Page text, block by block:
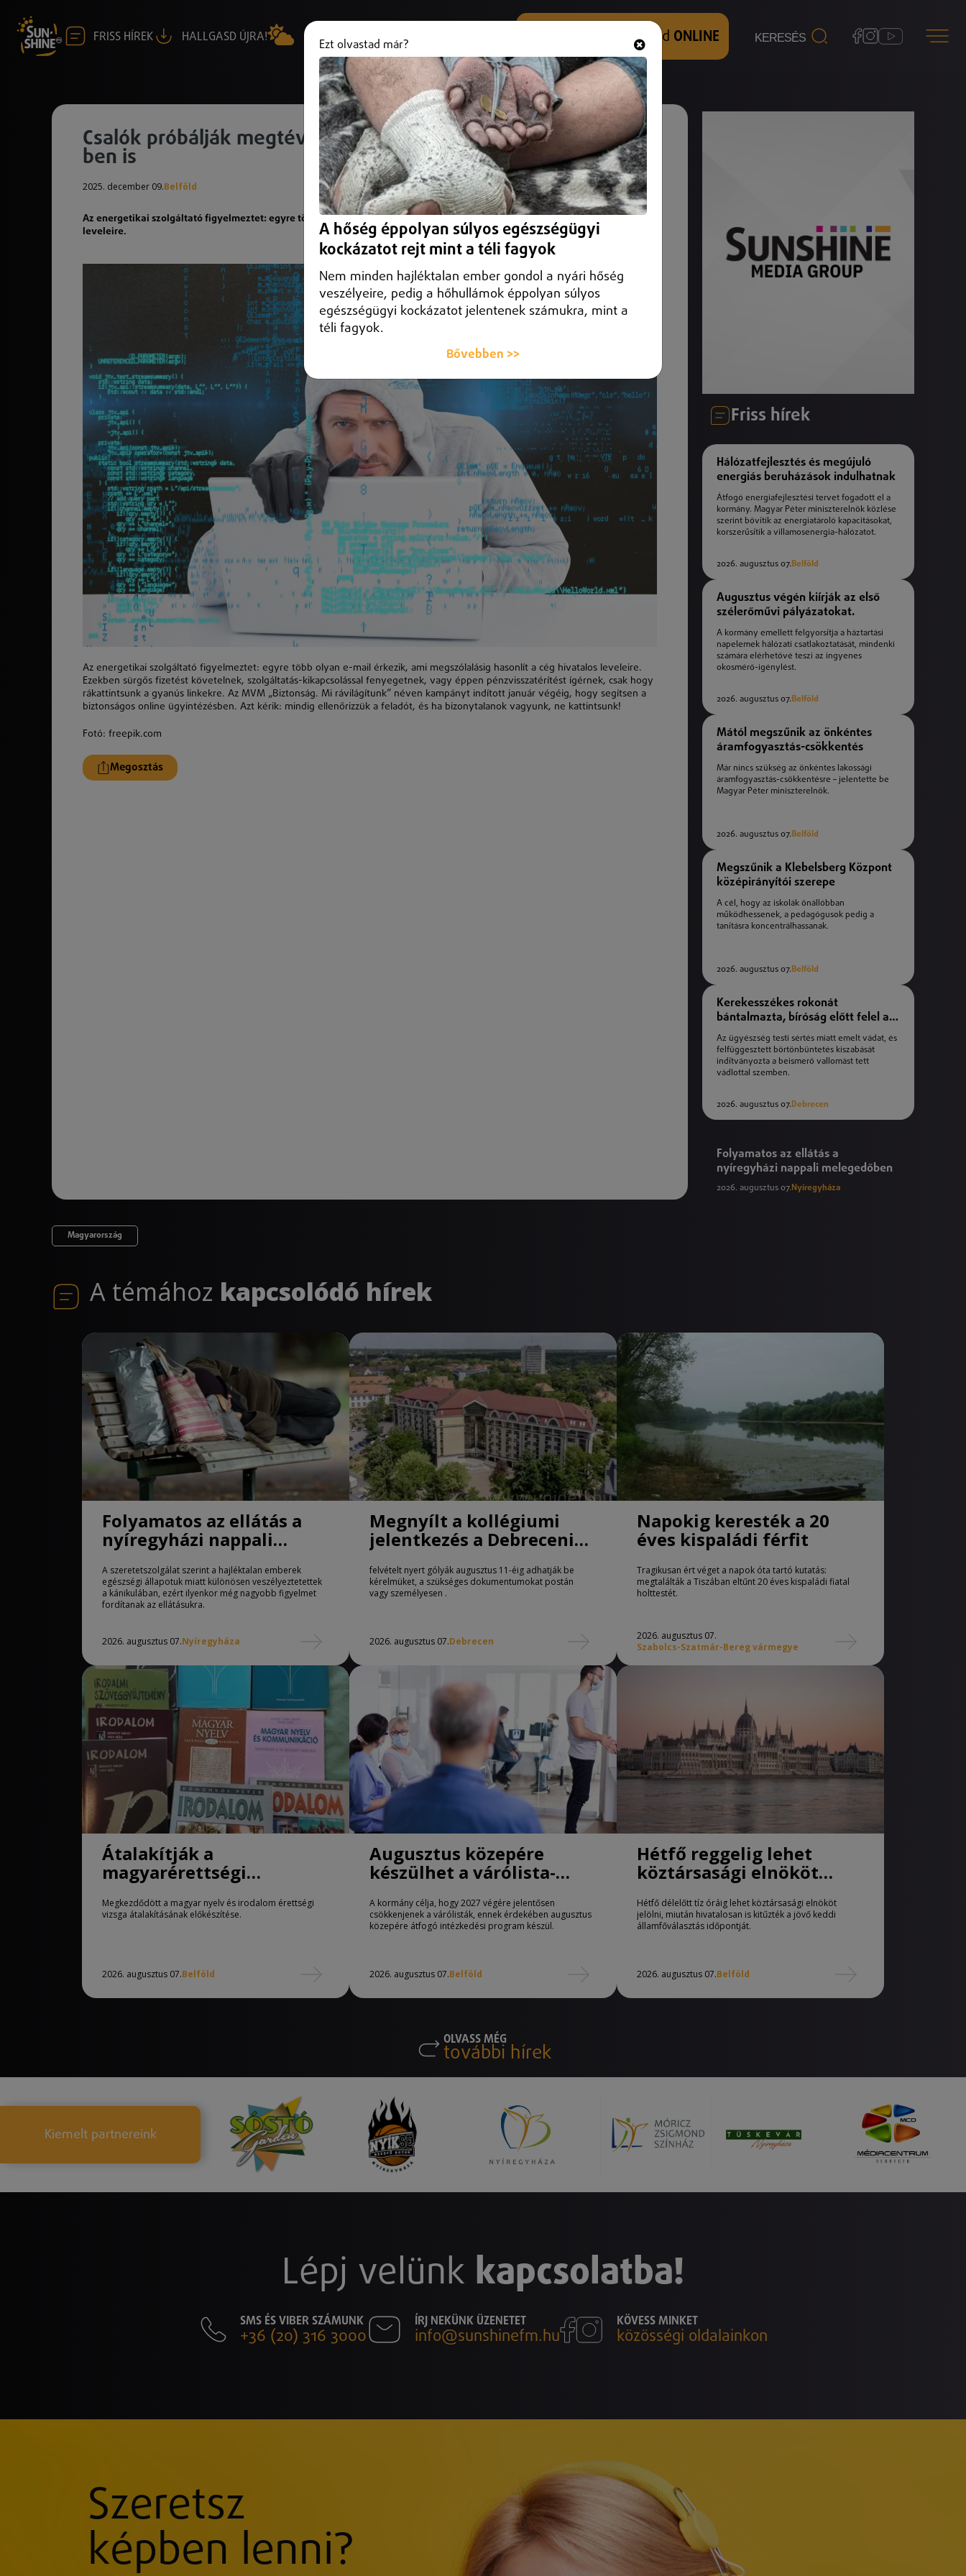
FRISS HÍREK HALLGASD ÚJRA! +36 (20) 316 3000 Hallgasd és nézd ONLINE
Csalók próbálják megtéveszteni az MVM ügyfeleit, már sms-
ben is
2025. december 09.Belföld
Az energetikai szolgáltató figyelmeztet: egyre több olyan e-mail érkezik, ami megszólalásig hasonlít a cég hivatalos
leveleire.
Az energetikai szolgáltató figyelmeztet: egyre több olyan e-mail érkezik, ami megszólalásig hasonlít a cég hivatalos leveleire.
Ezekben sürgős fizetést követelnek, szolgáltatás-kikapcsolással fenyegetnek, vagy éppen pénzvisszatérítést ígérnek, csak hogy
rákattintsunk a gyanús linkekre. Az MVM „Biztonság. Mi rávilágítunk” néven kampányt indított január végéig, hogy segítsen a
biztonságos online ügyintézésben. Azt kérik: mindig ellenőrizzük a feladót, és ha bizonytalanok vagyunk, ne kattintsunk!
Fotó: freepik.com
Megosztás
Friss hírek
Hálózatfejlesztés és megújuló
energiás beruházások indulhatnak
Átfogó energiafejlesztési tervet fogadott el a
kormány. Magyar Péter miniszterelnök közlése
szerint bővítik az energiatároló kapacitásokat,
korszerűsítik a villamosenergia-hálózatot.
2026. augusztus 07.Belföld
Augusztus végén kiírják az első
szélerőművi pályázatokat.
A kormány emellett felgyorsítja a háztartási
napelemek hálózati csatlakoztatását, mindenki
számára elérhetővé teszi az ingyenes
okosmérő-igénylést.
2026. augusztus 07.Belföld
Mától megszűnik az önkéntes
áramfogyasztás-csökkentés
Már nincs szükség az önkéntes lakossági
áramfogyasztás-csökkentésre – jelentette be
Magyar Péter miniszterelnök.
2026. augusztus 07.Belföld
Megszűnik a Klebelsberg Központ
középirányítói szerepe
A cél, hogy az iskolák önállóbban
működhessenek, a pedagógusok pedig a
tanításra koncentrálhassanak.
2026. augusztus 07.Belföld
Kerekesszékes rokonát
bántalmazta, bíróság előtt felel a
férfi
Az ügyészség testi sértés miatt emelt vádat, és
felfüggesztett börtönbüntetés kiszabását
indítványozta a beismerő vallomást tett
vádlottal szemben.
2026. augusztus 07.Debrecen
Folyamatos az ellátás a
nyíregyházi nappali melegedőben
2026. augusztus 07. Nyíregyháza
Magyarország
A témához kapcsolódó hírek
Folyamatos az ellátás a
nyíregyházi nappali
melegedőben
A szeretetszolgálat szerint a hajléktalan emberek
egészségi állapotuk miatt különösen veszélyeztetettek
a kánikulában, ezért ilyenkor még nagyobb figyelmet
fordítanak az ellátásukra.
2026. augusztus 07.Nyíregyháza
Megnyílt a kollégiumi
jelentkezés a Debreceni
Egyetemen
felvételt nyert gólyák augusztus 11-éig adhatják be
kérelmüket, a szükséges dokumentumokat postán
vagy személyesen .
2026. augusztus 07.Debrecen
Napokig keresték a 20
éves kispaládi férfit
Tragikusan ért véget a napok óta tartó kutatás:
megtalálták a Tiszában eltűnt 20 éves kispaládi fiatal
holttestét.
2026. augusztus 07.
Szabolcs-Szatmár-Bereg vármegye
Átalakítják a
magyarérettségi
követelményeit
Megkezdődött a magyar nyelv és irodalom érettségi
vizsga átalakításának előkészítése.
2026. augusztus 07.Belföld
Augusztus közepére
készülhet a várólista-
A kormány célja, hogy 2027 végére jelentősen
csökkenjenek a várólisták, ennek érdekében augusztus
közepére átfogó intézkedési program készül.
2026. augusztus 07.Belföld
Hétfő reggelig lehet
köztársasági elnököt
Hétfő délelőtt tíz óráig lehet köztársasági elnököt
jelölni, miután hivatalosan is kitűzték a jövő keddi
államfőválasztás időpontját.
2026. augusztus 07.Belföld
OLVASS MÉG
további hírek
Kiemelt partnereink
Lépj velünk kapcsolatba!
SMS ÉS VIBER SZÁMUNK
+36 (20) 316 3000
ÍRJ NEKÜNK ÜZENETET
info@sunshinefm.hu
KÖVESS MINKET
közösségi oldalainkon
Szeretsz
képben lenni?
Ezt olvastad már?
A hőség éppolyan súlyos egészségügyi
kockázatot rejt mint a téli fagyok
Nem minden hajléktalan ember gondol a nyári hőség
veszélyeire, pedig a hőhullámok éppolyan súlyos
egészségügyi kockázatot jelentenek számukra, mint a
téli fagyok.
Bővebben >>